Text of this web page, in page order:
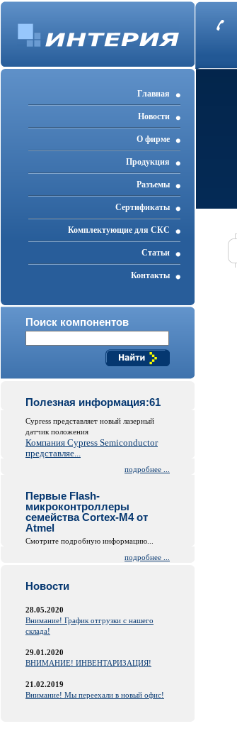
Главная
Новости
О фирме
Продукция
Разъемы
Cертификаты
Комплектующие для СКС
Статьи
Контакты
Поиск компонентов
Полезная информация:61
Cypress представляет новый лазерный
датчик положения
Компания Cypress Semiconductor
представляе...
подробнее ...
Первые Flash-
микроконтроллеры
семейства Cortex-M4 от
Atmel
Смотрите подробную информацию...
подробнее ...
Новости
28.05.2020
Внимание! График отгрузки с нашего
склада!
29.01.2020
ВНИМАНИЕ! ИНВЕНТАРИЗАЦИЯ!
21.02.2019
Внимание! Мы переехали в новый офис!